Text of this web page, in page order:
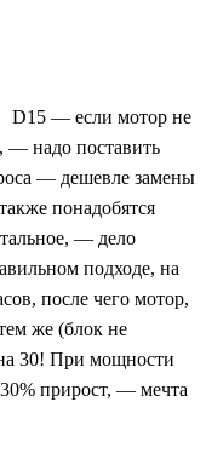
D15 — если мотор не
— надо поставить
— дешевле замены
понадобятся
— дело
подходе, на
после чего мотор,
же (блок не
30! При мощности
прирост, — мечта